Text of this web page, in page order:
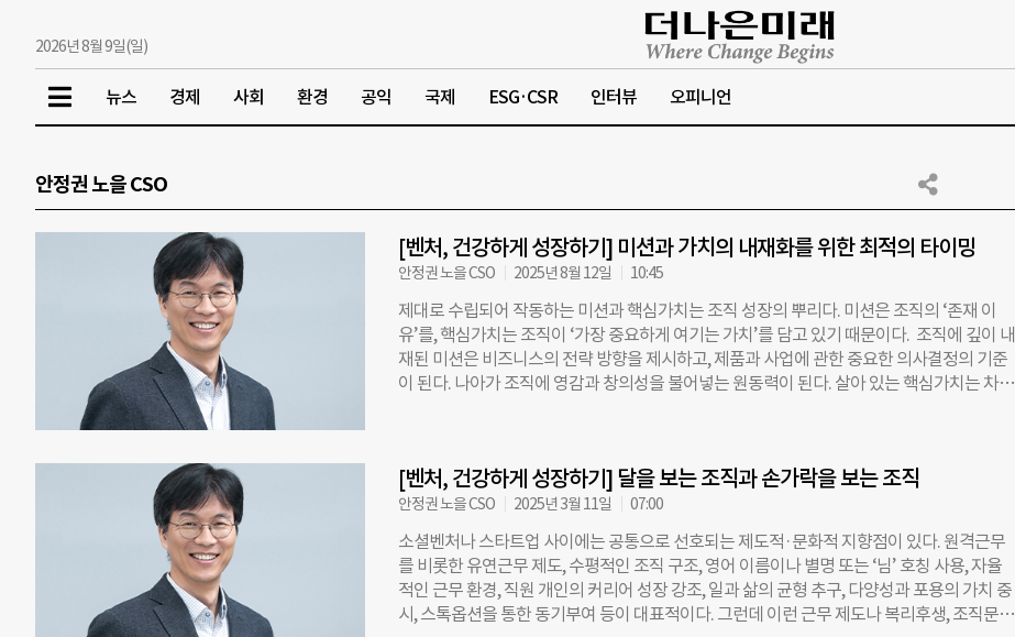
2026년 8월 9일(일)
뉴스 경제 사회 환경 공익 국제 ESG·CSR 인터뷰 오피니언
안정권 노을 CSO
[벤처, 건강하게 성장하기] 미션과 가치의 내재화를 위한 최적의 타이밍
안정권 노을 CSO 2025년 8월 12일 10:45
제대로 수립되어 작동하는 미션과 핵심가치는 조직 성장의 뿌리다. 미션은 조직의 ‘존재 이
유’를, 핵심가치는 조직이 ‘가장 중요하게 여기는 가치’를 담고 있기 때문이다. 조직에 깊이 내
재된 미션은 비즈니스의 전략 방향을 제시하고, 제품과 사업에 관한 중요한 의사결정의 기준
이 된다. 나아가 조직에 영감과 창의성을 불어넣는 원동력이 된다. 살아 있는 핵심가치는 차별
야 할지 모르겠지만, 미션과 가치의 효능감을 ‘나’만 못 느끼는 것은 아닐 것이다. 기업의 규모
나 성장 단계와 상관없이 대다수 기업 조직의 일상에서는 이러한 미션과 핵심가치의 위상을
체감하기가 어렵다. 이유는 여러 가지가 있겠지만, 경험상 가장 큰 원인은 당장 눈앞의 생존과
성장을 위한 과업에 매달리느라 미션과 가치의 내재화까지 챙길 여력이 부족하기 때문이다.
특히, 자원의 제약과 사업의 불확실성이 큰 스타트업이나 벤처기업의 경우, 미션과 가치 실천
노력이 투자자나 외부 이해관계자에게 사치처럼 보일 수 있다는 부담도 존재한다. 그래서 많
은 기업의 리더들이 “우선 비즈니스를 정상 궤도에 올려 놓는 일에 매진하고 사업이 안정화되
[벤처, 건강하게 성장하기] 달을 보는 조직과 손가락을 보는 조직
안정권 노을 CSO 2025년 3월 11일 07:00
소셜벤처나 스타트업 사이에는 공통으로 선호되는 제도적·문화적 지향점이 있다. 원격근무
를 비롯한 유연근무 제도, 수평적인 조직 구조, 영어 이름이나 별명 또는 ‘님’ 호칭 사용, 자율
적인 근무 환경, 직원 개인의 커리어 성장 강조, 일과 삶의 균형 추구, 다양성과 포용의 가치 중
시, 스톡옵션을 통한 동기부여 등이 대표적이다. 그런데 이런 근무 제도나 복리후생, 조직문화